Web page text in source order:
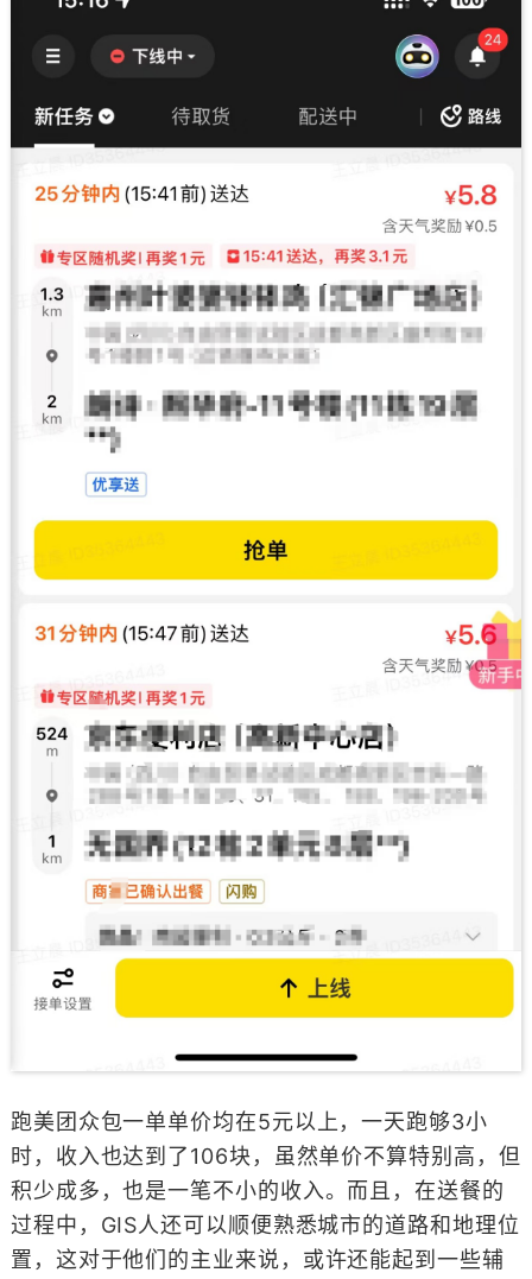
跑美团众包一单单价均在5元以上，一天跑够3小
时，收入也达到了106块，虽然单价不算特别高，但
积少成多，也是一笔不小的收入。而且，在送餐的
过程中，GIS人还可以顺便熟悉城市的道路和地理位
置，这对于他们的主业来说，或许还能起到一些辅